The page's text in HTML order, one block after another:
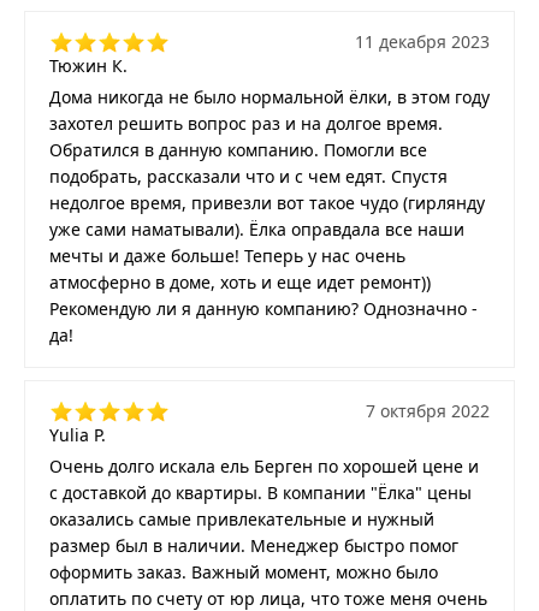
Тюжин К.
11 декабря 2023
Дома никогда не было нормальной ёлки, в этом году
захотел решить вопрос раз и на долгое время.
Обратился в данную компанию. Помогли все
подобрать, рассказали что и с чем едят. Спустя
недолгое время, привезли вот такое чудо (гирлянду
уже сами наматывали). Ёлка оправдала все наши
мечты и даже больше! Теперь у нас очень
атмосферно в доме, хоть и еще идет ремонт))
Рекомендую ли я данную компанию? Однозначно -
да!
Yulia P.
7 октября 2022
Очень долго искала ель Берген по хорошей цене и
с доставкой до квартиры. В компании "Ёлка" цены
оказались самые привлекательные и нужный
размер был в наличии. Менеджер быстро помог
оформить заказ. Важный момент, можно было
оплатить по счету от юр лица, что тоже меня очень